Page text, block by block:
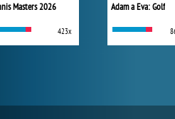
Masters 2026
423x
Adam a Eva: Golf